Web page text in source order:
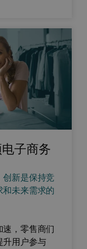
子商务
创新是保持竞
未来需求的
速，零售商们
升用户参与